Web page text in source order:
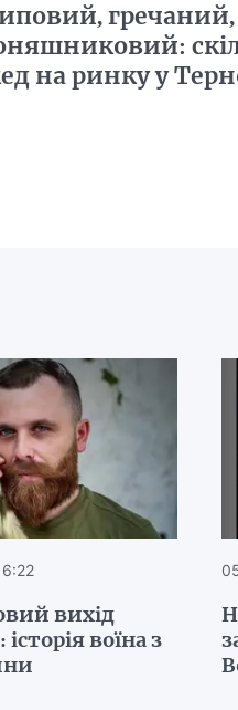
гречаний,
на ринку у
вихід
воїна з